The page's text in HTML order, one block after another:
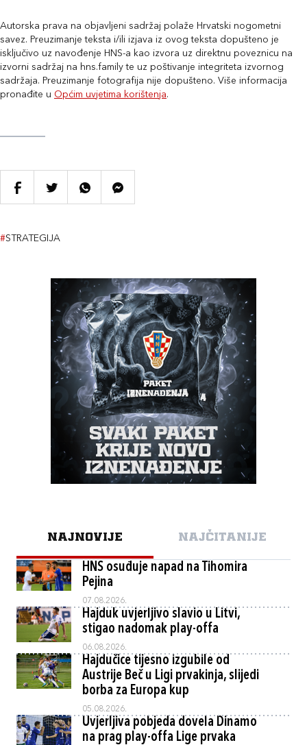
Autorska prava na objavljeni sadržaj polaže Hrvatski nogometni
savez. Preuzimanje teksta i/ili izjava iz ovog teksta dopušteno je
isključivo uz navođenje HNS-a kao izvora uz direktnu poveznicu na
izvorni sadržaj na hns.family te uz poštivanje integriteta izvornog
sadržaja. Preuzimanje fotografija nije dopušteno. Više informacija
pronađite u Općim uvjetima korištenja.
#STRATEGIJA
NAJNOVIJE NAJČITANIJE
HNS osuđuje napad na Tihomira
Pejina
07.08.2026.
Hajduk uvjerljivo slavio u Litvi,
stigao nadomak play-offa
06.08.2026.
Hajdučice tijesno izgubile od
Austrije Beč u Ligi prvakinja, slijedi
borba za Europa kup
05.08.2026.
Uvjerljiva pobjeda dovela Dinamo
na prag play-offa Lige prvaka